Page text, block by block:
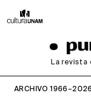
La revista
ARCHIVO 1966–2026